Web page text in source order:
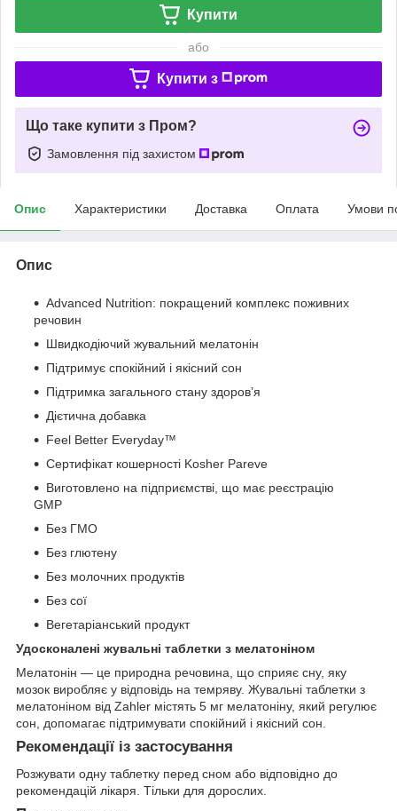
Купити
або
Купити з
Що таке купити з Пром?
Замовлення під захистом
Опис Характеристики Доставка Оплата Умови
Опис
Advanced Nutrition: покращений комплекс поживних
речовин
Швидкодіючий жувальний мелатонін
Підтримує спокійний і якісний сон
Підтримка загального стану здоров’я
Дієтична добавка
Feel Better Everyday™
Сертифікат кошерності Kosher Pareve
Виготовлено на підприємстві, що має реєстрацію
GMP
Без ГМО
Без глютену
Без молочних продуктів
Без сої
Вегетаріанський продукт
Удосконалені жувальні таблетки з мелатоніном
Мелатонін — це природна речовина, що сприяє сну, яку
мозок виробляє у відповідь на темряву. Жувальні таблетки з
мелатоніном від Zahler містять 5 мг мелатоніну, який регулює
сон, допомагає підтримувати спокійний і якісний сон.
Рекомендації із застосування
Розжувати одну таблетку перед сном або відповідно до
рекомендацій лікаря. Тільки для дорослих.